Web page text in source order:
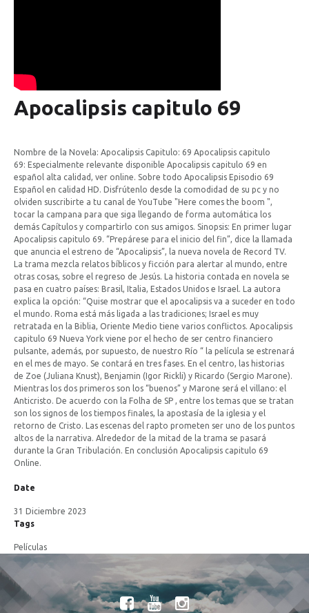
Apocalipsis capitulo 69
Nombre de la Novela: Apocalipsis Capitulo: 69 Apocalipsis capitulo
69: Especialmente relevante disponible Apocalipsis capitulo 69 en
español alta calidad, ver online. Sobre todo Apocalipsis Episodio 69
Español en calidad HD. Disfrútenlo desde la comodidad de su pc y no
olviden suscribirte a tu canal de YouTube "Here comes the boom ",
tocar la campana para que siga llegando de forma automática los
demás Capítulos y compartirlo con sus amigos. Sinopsis: En primer lugar
Apocalipsis capitulo 69. “Prepárese para el inicio del fin”, dice la llamada
que anuncia el estreno de “Apocalipsis”, la nueva novela de Record TV.
La trama mezcla relatos bíblicos y ficción para alertar al mundo, entre
otras cosas, sobre el regreso de Jesús. La historia contada en novela se
pasa en cuatro países: Brasil, Italia, Estados Unidos e Israel. La autora
explica la opción: “Quise mostrar que el apocalipsis va a suceder en todo
el mundo. Roma está más ligada a las tradiciones; Israel es muy
retratada en la Biblia, Oriente Medio tiene varios conflictos. Apocalipsis
capitulo 69 Nueva York viene por el hecho de ser centro financiero
pulsante, además, por supuesto, de nuestro Río “ la película se estrenará
en el mes de mayo. Se contará en tres fases. En el centro, las historias
de Zoe (Juliana Knust), Benjamin (Igor Rickli) y Ricardo (Sergio Marone).
Mientras los dos primeros son los “buenos” y Marone será el villano: el
Anticristo. De acuerdo con la Folha de SP , entre los temas que se tratan
son los signos de los tiempos finales, la apostasía de la iglesia y el
retorno de Cristo. Las escenas del rapto prometen ser uno de los puntos
altos de la narrativa. Alrededor de la mitad de la trama se pasará
durante la Gran Tribulación. En conclusión Apocalipsis capitulo 69
Online.
Date
31 Diciembre 2023
Tags
Películas